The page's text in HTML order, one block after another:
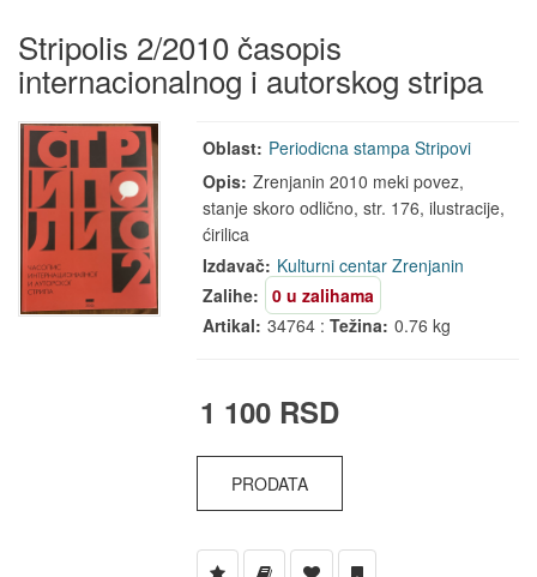
Stripolis 2/2010 časopis
internacionalnog i autorskog stripa
Oblast: Periodicna stampa Stripovi
Opis: Zrenjanin 2010 meki povez,
stanje skoro odlično, str. 176, ilustracije,
ćirilica
Izdavač: Kulturni centar Zrenjanin
Zalihe:
0 u zalihama
Artikal: 34764 :Težina: 0.76 kg
1 100 RSD
PRODATA